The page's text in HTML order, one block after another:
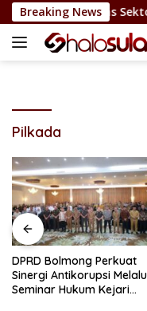
Langsung
ke
konten
Breaking News
Lintas Sektor,
Pilkada
DPRD Bolmong Perkuat
Sinergi Antikorupsi
Seminar Hukum Kejari